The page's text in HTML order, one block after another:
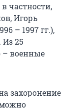
частности,
Игорь
– 1997 гг.),
Из 25
– военные
захоронение